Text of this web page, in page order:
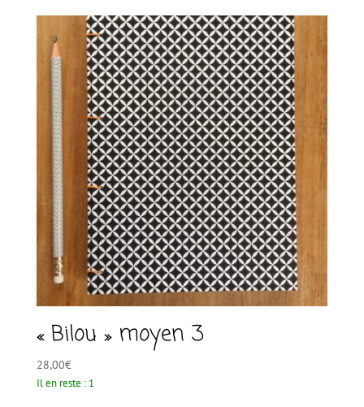
« Bilou » moyen 3
28,00€
Il en reste : 1